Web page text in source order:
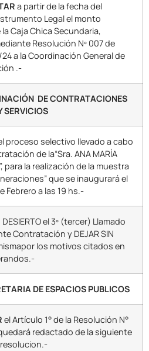
a partir de la fecha del
Legal el monto
Caja Chica Secundaria,
Resolución Nº 007 de
a la Coordinación General de
.-
DE CONTRATACIONES
SERVICIOS
proceso selectivo llevado a cabo
de la“Sra. ANA MARÍA
para la realización de la muestra
que se inaugurará el
Febrero a las 19 hs.-
DESIERTO el 3º (tercer) Llamado
Contratación y DEJAR SIN
los motivos citados en
DE ESPACIOS PUBLICOS
el Artículo 1° de la Resolución N°
redactado de la siguiente